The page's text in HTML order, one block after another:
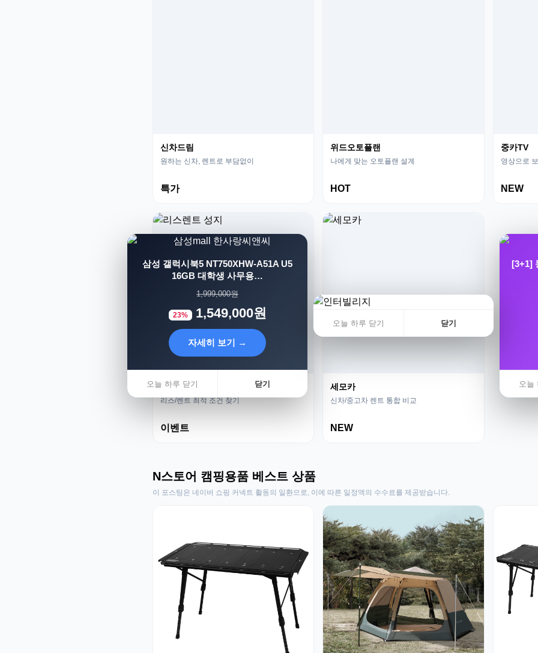
신차드림
원하는 신차, 렌트로 부담없이
특가
위드오토플랜
나에게 맞는 오토플랜 설계
HOT
중카TV
영상으로
NEW
리스렌트 성지
리스/렌트 최적 조건 찾기
이벤트
세모카
신차/중고차 렌트 통합 비교
NEW
N스토어 캠핑용품 베스트 상품
이 포스팅은 네이버 쇼핑 커넥트 활동의 일환으로, 이에 따른 일정액의 수수료를 제공받습니다.
오늘 하루 닫기 닫기
[3+1]
오늘
삼성 갤럭시북5 NT750XHW-A51A U5
16GB 대학생 사무용…
1,999,000원
23% 1,549,000원
자세히 보기 →
오늘 하루 닫기 닫기